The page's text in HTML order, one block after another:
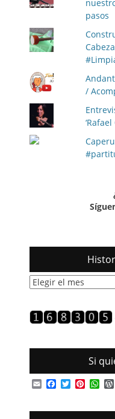
pasos
/
Historial
Si
EmailFacebook
Twitter